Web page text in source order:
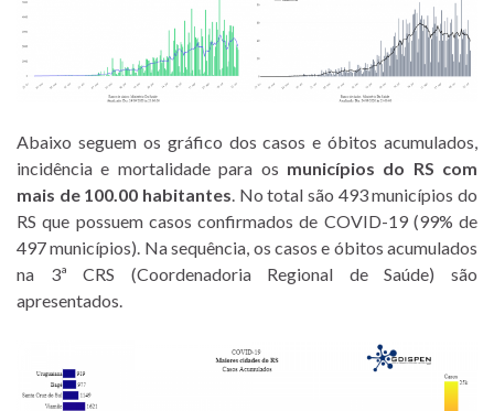
Abaixo seguem os gráfico dos casos e óbitos acumulados,
incidência e mortalidade para os municípios do RS com
mais de 100.00 habitantes. No total são 493 municípios do
RS que possuem casos confirmados de COVID-19 (99% de
497 municípios). Na sequência, os casos e óbitos acumulados
na 3ª CRS (Coordenadoria Regional de Saúde) são
apresentados.